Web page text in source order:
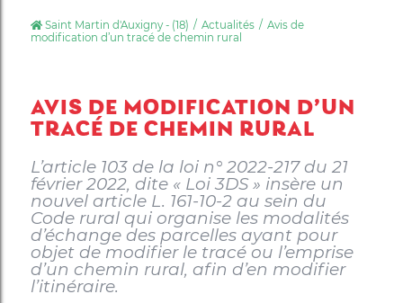
Saint Martin d'Auxigny - (18) Actualités
Avis de
modification d’un tracé de chemin rural
AVIS DE MODIFICATION D’UN
TRACÉ DE CHEMIN RURAL
L’article 103 de la loi n° 2022-217 du 21
février 2022, dite « Loi 3DS » insère un
nouvel article L. 161-10-2 au sein du
Code rural qui organise les modalités
d’échange des parcelles ayant pour
objet de modifier le tracé ou l’emprise
d’un chemin rural, afin d’en modifier
l’itinéraire.